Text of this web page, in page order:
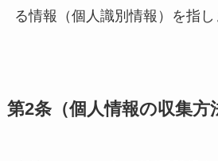
る情報（個人識別情報）を指し
第2条（個人情報の収集方